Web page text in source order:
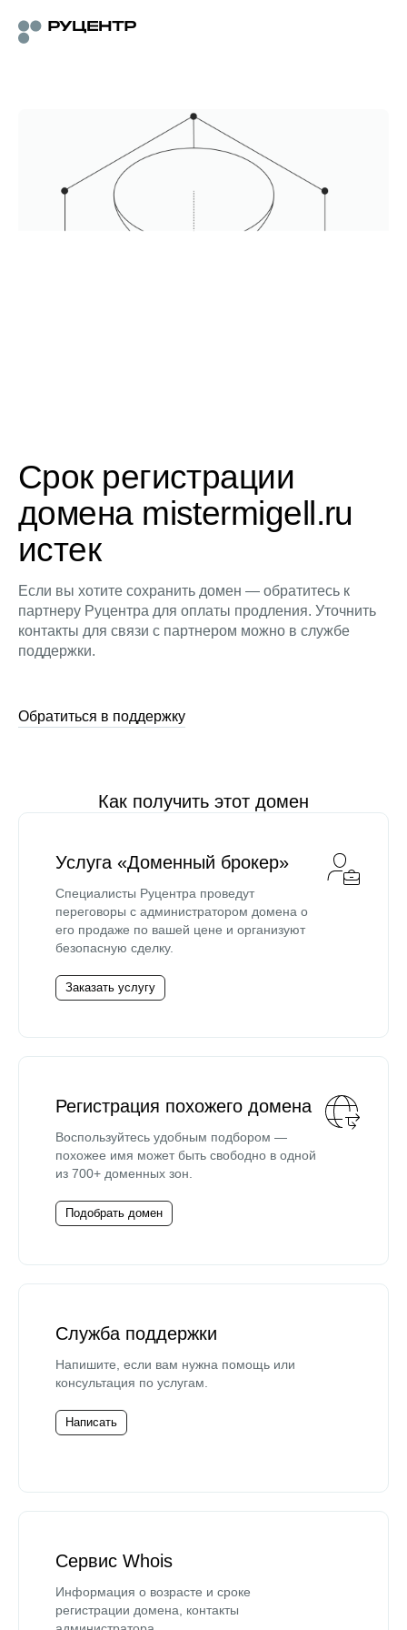
Срок регистрации
домена mistermigell.ru
истек
Если вы хотите сохранить домен — обратитесь к
партнеру Руцентра для оплаты продления. Уточнить
контакты для связи с партнером можно в службе
поддержки.
Обратиться в поддержку
Как получить этот домен
Услуга «Доменный брокер»
Специалисты Руцентра проведут
переговоры с администратором домена о
его продаже по вашей цене и организуют
безопасную сделку.
Заказать услугу
Регистрация похожего домена
Воспользуйтесь удобным подбором —
похожее имя может быть свободно в одной
из 700+ доменных зон.
Подобрать домен
Служба поддержки
Напишите, если вам нужна помощь или
консультация по услугам.
Написать
Сервис Whois
Информация о возрасте и сроке
регистрации домена, контакты